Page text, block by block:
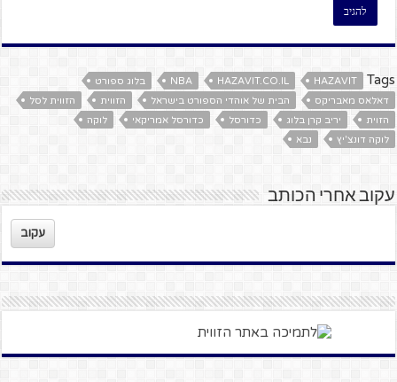
Tags
HAZAVIT
HAZAVIT.CO.IL
NBA
בלוג ספורט
דאלאס מאבריקס
הבית של אוהדי הספורט בישראל הזווית
הזווית לסל
הזוית
יריב קרן בלוג כדורסל כדורסל אמריקאי
לוקה
לוקה דונצ'יץ
נבא
עקוב אחרי הכותב
עקוב